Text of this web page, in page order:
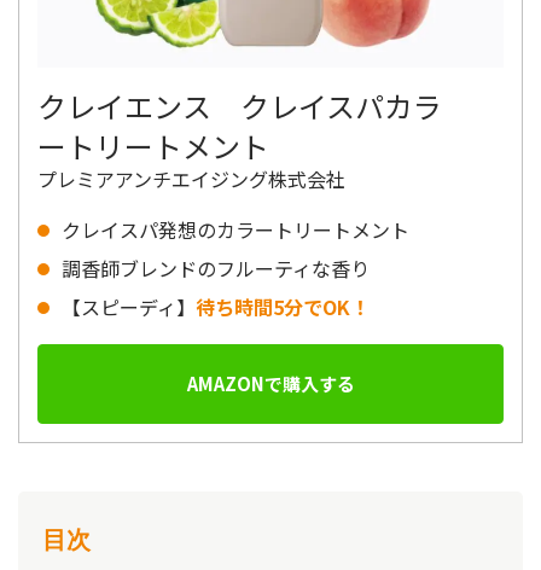
クレイエンス クレイスパカラ
ートリートメント
プレミアアンチエイジング株式会社
クレイスパ発想のカラートリートメント
調香師ブレンドのフルーティな香り
【スピーディ】 待ち時間5分でOK！
AMAZONで購入する
目次